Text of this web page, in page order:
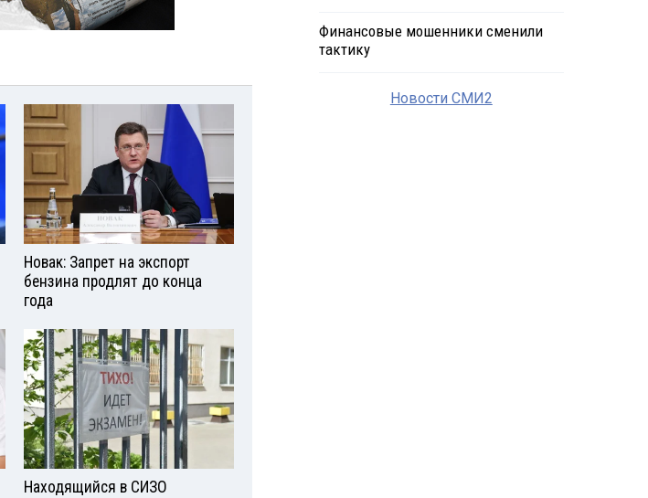
Новак: Запрет на экспорт
бензина продлят до конца
года
Находящийся в СИЗО
Финансовые мошенники сменили
тактику
Новости СМИ2